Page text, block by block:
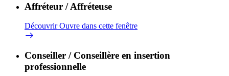
Affréteur / Affréteuse
DécouvrirOuvre dans cette fenêtre
Conseiller / Conseillère en insertion
professionnelle